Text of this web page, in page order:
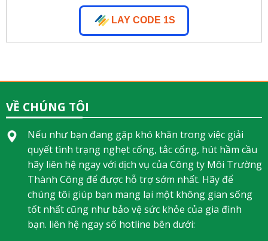
LAY CODE 1S
VỀ CHÚNG TÔI
Nếu như bạn đang gặp khó khăn trong việc giải
quyết tình trạng nghẹt cống, tắc cống, hút hầm cầu
hãy liên hệ ngay với dịch vụ của Công ty Môi Trường
Thành Công để được hỗ trợ sớm nhất. Hãy để
chúng tôi giúp bạn mang lại một không gian sống
tốt nhất cũng như bảo vệ sức khỏe của gia đình
bạn. liên hệ ngay số hotline bên dưới: